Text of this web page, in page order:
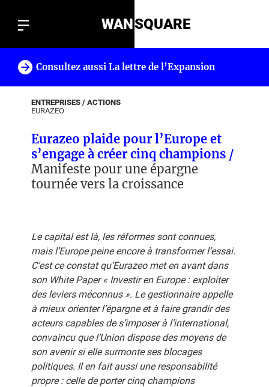
WANSQUARE
Consultez aussi La lettre de l’Expansion
ENTREPRISES / ACTIONS
EURAZEO
Eurazeo plaide pour l’Europe et
s’engage à créer cinq champions /
Manifeste pour une épargne
tournée vers la croissance
Le capital est là, les réformes sont connues,
mais l’Europe peine encore à transformer l’essai.
C’est ce constat qu’Eurazeo met en avant dans
son White Paper« Investir en Europe : exploiter
des leviers méconnus ». Le gestionnaire appelle
à mieux orienter l’épargne et à faire grandir des
acteurs capables de s’imposer à l’international,
convaincu que l’Union dispose des moyens de
son avenir si elle surmonte ses blocages
politiques. Il en fait aussi une responsabilité
propre : celle de porter cinq champions